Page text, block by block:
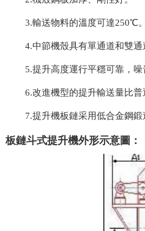
3.輸送物料的溫度可達250℃。
4.中節機殼具有單通道和雙通
5.提升高度運行平穩可靠，噪
6.改進機型的提升輸送量比普
7.提升機板鏈采用低合金鋼
板鏈斗式提升機外形示意圖：